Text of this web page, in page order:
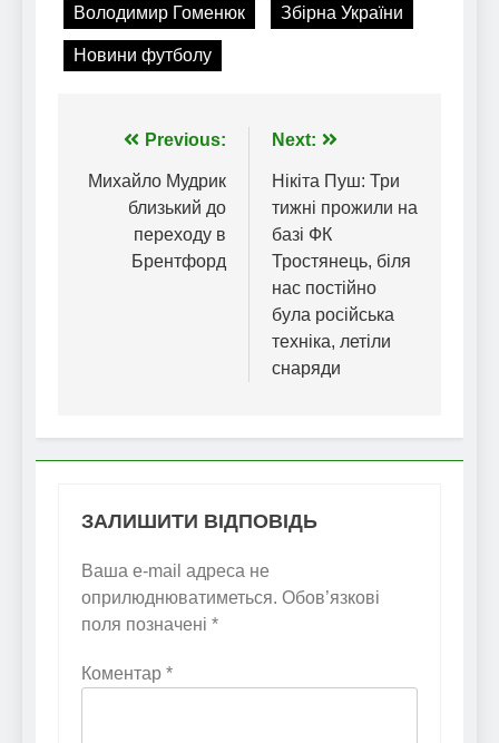
Володимир Гоменюк Збірна України
Новини футболу
Навігація
записів
Previous:
Михайло Мудрик
близький до
переходу в
Брентфорд
Next:
Нікіта Пуш: Три
тижні прожили на
базі ФК
Тростянець, біля
нас постійно
була російська
техніка, летіли
снаряди
ЗАЛИШИТИ ВІДПОВІДЬ
Ваша e-mail адреса не
оприлюднюватиметься. Обов’язкові
поля позначені *
Коментар *